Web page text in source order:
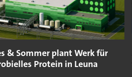
& Sommer plant Werk für
Protein in Leuna